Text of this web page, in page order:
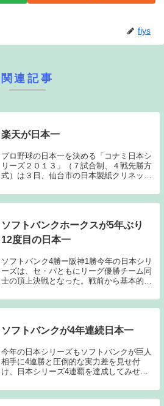
fiys
関連記事
楽天が日本一
プロ野球の日本一を決める「コナミ日本シ
リーズ２０１３」（７試合制、４戦先勝方
式）は３日、仙台市の日本製紙クリネック
ーグ優勝の東北楽天ゴールデンイーグルス
がセ・リーグを制した巨人に３－０で勝
ソフトバンクホークスが5年ぶり
12度目の日本一
ソフトバンク4勝ー阪神1勝今年の日本シリ
ーズは、セ・パともにリーグ優勝チーム同
士の頂上決戦となった。戦前から基本的に
手繰り寄せることが出来るか？という部分
がポイントとなるシリーズになると考えら
ソフトバンクが4年連続日本一
今年の日本シリーズもソフトバンクが巨人
相手に4連勝と圧倒的な実力差を見せ付
け、日本シリーズ4連覇を達成してみせ
た。セリーグを圧倒的な力で勝ち上がった
巨人に何もさせないのだから、ソフトバン